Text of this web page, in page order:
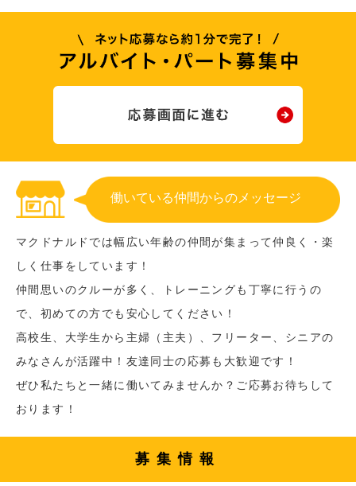
働いている仲間からのメッセージ
マクドナルドでは幅広い年齢の仲間が集まって仲良く・楽
しく仕事をしています！
仲間思いのクルーが多く、トレーニングも丁寧に行うの
で、初めての方でも安心してください！
高校生、大学生から主婦（主夫）、フリーター、シニアの
みなさんが活躍中！友達同士の応募も大歓迎です！
ぜひ私たちと一緒に働いてみませんか？ご応募お待ちして
おります！
募集情報